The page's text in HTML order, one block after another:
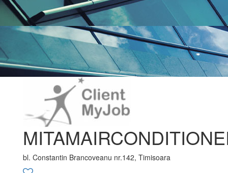
bl. Constantin Brancoveanu nr.142, Timisoara